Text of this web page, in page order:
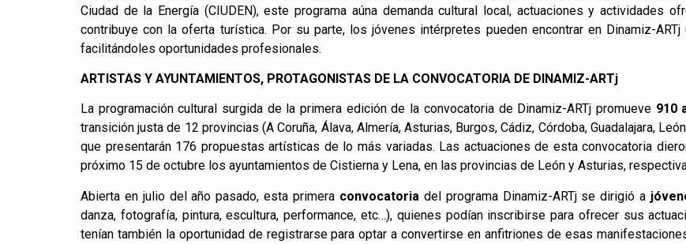
Ciudad de la Energía (CIUDEN), este programa aúna demanda cultural local, actuaciones y actividades
contribuye con la oferta turística. Por su parte, los jóvenes intérpretes pueden encontrar en Dinamiz-
facilitándoles oportunidades profesionales.
ARTISTAS Y AYUNTAMIENTOS, PROTAGONISTAS DE LA CONVOCATORIA DE DINAMIZ-ARTj
La programación cultural surgida de la primera edición de la convocatoria de Dinamiz-ARTj promueve 910
transición justa de 12 provincias (A Coruña, Álava, Almería, Asturias, Burgos, Cádiz, Córdoba, Guadalajara,
que presentarán 176 propuestas artísticas de lo más variadas. Las actuaciones de esta convocatoria
próximo 15 de octubre los ayuntamientos de Cistierna y Lena, en las provincias de León y Asturias,
Abierta en julio del año pasado, esta primera convocatoria del programa Dinamiz-ARTj se dirigió a
danza, fotografía, pintura, escultura, performance, etc…), quienes podían inscribirse para ofrecer sus
tenían también la oportunidad de registrarse para optar a convertirse en anfitriones de esas